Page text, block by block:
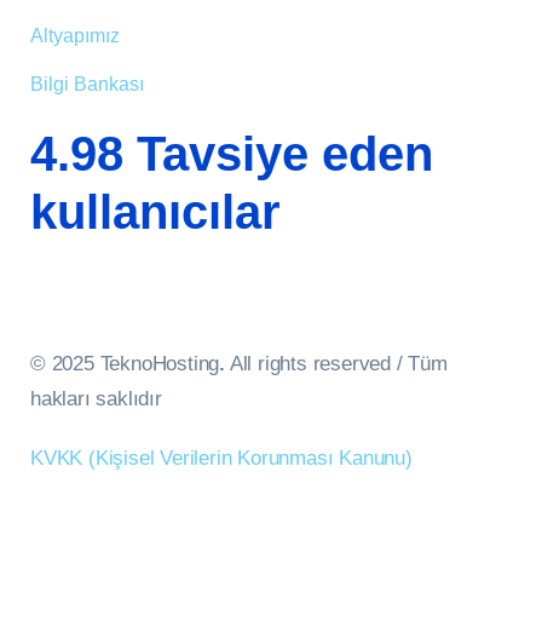
Altyapımız
Bilgi Bankası
4.98 Tavsiye eden
kullanıcılar
© 2025 TeknoHosting. All rights reserved / Tüm
hakları saklıdır
KVKK (Kişisel Verilerin Korunması Kanunu)